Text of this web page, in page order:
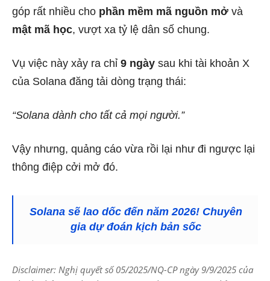
góp rất nhiều cho phần mềm mã nguồn mở và
mật mã học, vượt xa tỷ lệ dân số chung.
Vụ việc này xảy ra chỉ 9 ngày sau khi tài khoản X
của Solana đăng tải dòng trạng thái:
“Solana dành cho tất cả mọi người.”
Vậy nhưng, quảng cáo vừa rồi lại như đi ngược lại
thông điệp cởi mở đó.
Solana sẽ lao dốc đến năm 2026! Chuyên
gia dự đoán kịch bản sốc
Disclaimer: Nghị quyết số 05/2025/NQ-CP ngày 9/9/2025 của